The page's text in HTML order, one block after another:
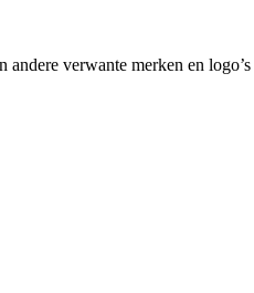
andere verwante merken en